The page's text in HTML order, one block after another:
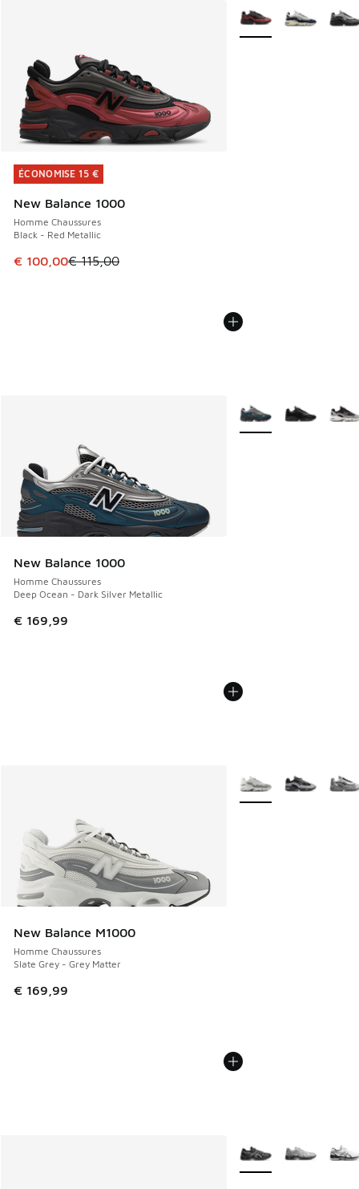
ÉCONOMISE 15 €
New Balance 1000
Homme Chaussures
Black - Red Metallic
Cet article est en promotion. Prix en baisse de € 115,00 à
€ 100,00€ 115,00
ÉCONOMISE 15 €
Plus de couleurs
New Balance 1000
Homme Chaussures
Deep Ocean - Dark Silver Metallic
€ 169,99
Plus de couleurs
New Balance M1000
Homme Chaussures
Slate Grey - Grey Matter
€ 169,99
Plus de couleurs
Plus de couleurs